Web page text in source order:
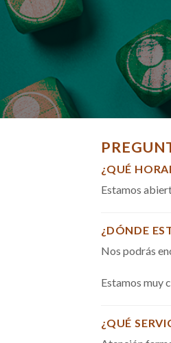
¿QUÉ
Estamos
¿DÓNDE
Nos podrás
Estamos muy
¿QUÉ